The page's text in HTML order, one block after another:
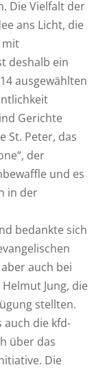
Die Vielfalt der
ans Licht, die
mit
deshalb ein
ausgewählten
Gerichte
St. Peter, das
der
und es
in der
bedankte sich
auch bei
Jung, die
stellten.
auch die kfd-
über das
Die